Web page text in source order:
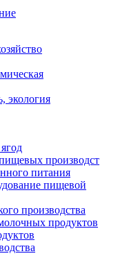
экология
производст
питания
пищевой
производства
продуктов